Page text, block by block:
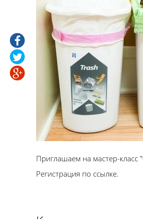
Приглашаем на мастер-класс
Регистрация по ссылке.